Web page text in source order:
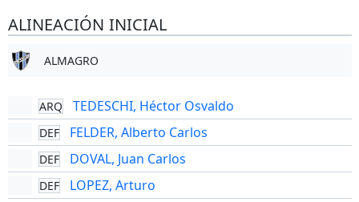
ALINEACIÓN INICIAL
ALMAGRO
ARQ TEDESCHI, Héctor Osvaldo
DEF FELDER, Alberto Carlos
DEF DOVAL, Juan Carlos
DEF LOPEZ, Arturo